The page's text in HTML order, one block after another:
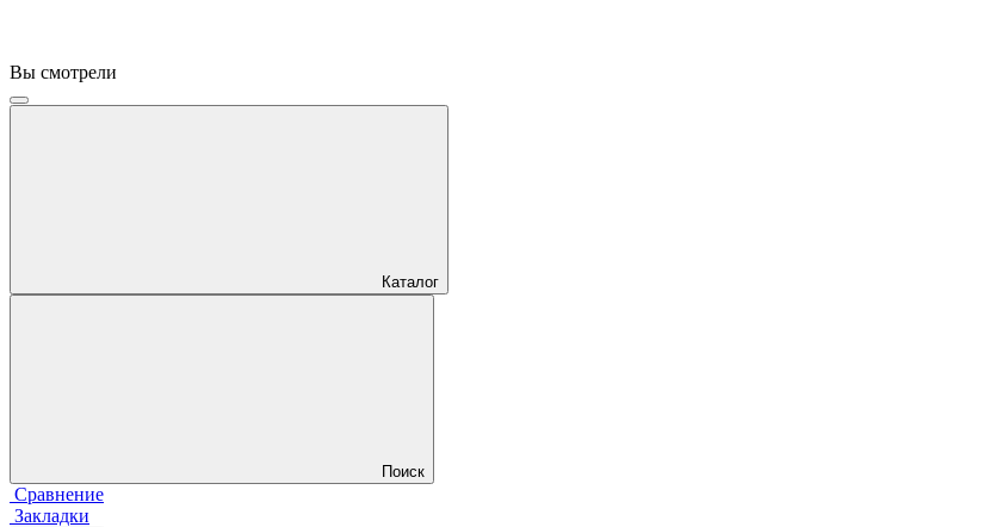
Вы смотрели
Каталог
Поиск
Сравнение
Закладки